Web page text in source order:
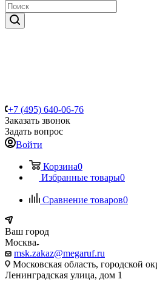
+7 (495) 640-06-76
Заказать звонок
Задать вопрос
Войти
Корзина0
Избранные товары0
Сравнение товаров0
Ваш город
Москва
msk.zakaz@megaruf.ru
Московская область, городской
Ленинградская улица, дом 1